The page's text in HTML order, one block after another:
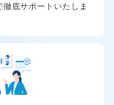
底サポートいたしま